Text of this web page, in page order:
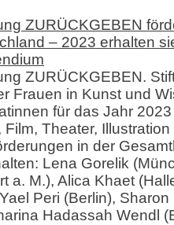
ZURÜCKGEBEN
– 2023 erhalten
ZURÜCKGEBEN.
Frauen in Kunst und
für das Jahr
Film, Theater,
in der
Lena Gorelik
a. M.), Alica Khaet
Peri (Berlin),
Hadassah Wendl